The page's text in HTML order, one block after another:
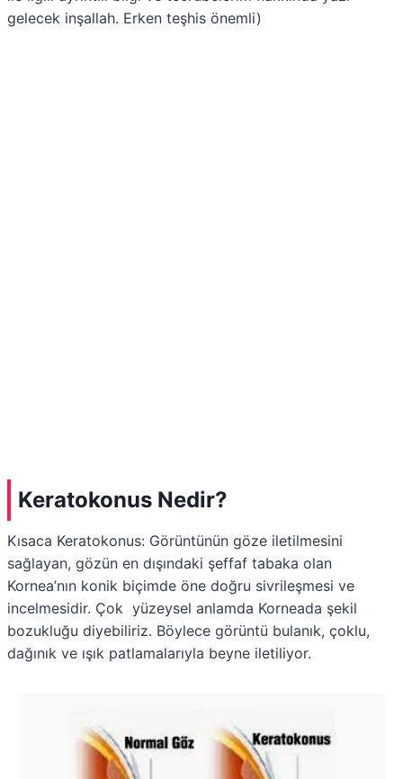
gelecek inşallah. Erken teşhis önemli)
Keratokonus Nedir?
Kısaca Keratokonus: Görüntünün göze iletilmesini
sağlayan, gözün en dışındaki şeffaf tabaka olan
Kornea’nın konik biçimde öne doğru sivrileşmesi ve
incelmesidir. Çok yüzeysel anlamda Korneada şekil
bozukluğu diyebiliriz. Böylece görüntü bulanık, çoklu,
dağınık ve ışık patlamalarıyla beyne iletiliyor.